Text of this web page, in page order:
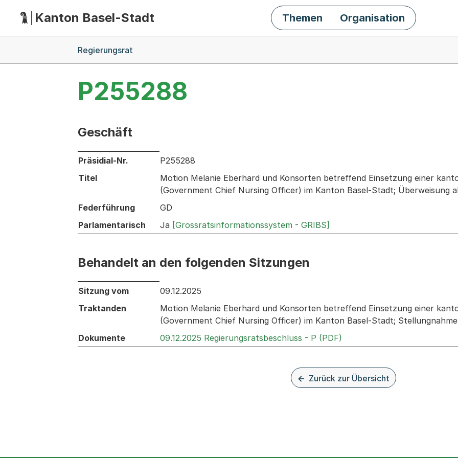
HauptnavigationKanton Basel-Stadt Themen Organisation
Regierungsrat
P255288
Geschäft
Informationen zum Ausgewählten Geschäft
Präsidial-Nr.
P255288
Titel
Motion Melanie Eberhard und Konsorten betreffend Einsetzung einer
(Government Chief Nursing Officer) im Kanton Basel-Stadt; Überweisung
Federführung
GD
Parlamentarisch
Ja [Grossratsinformationssystem - GRIBS]
Behandelt an den folgenden Sitzungen
Behandelt an den folgenden Sitzungen: Informationen zu den Sitzungen zum Geschäft
Sitzung vom
09.12.2025
Traktanden
Motion Melanie Eberhard und Konsorten betreffend Einsetzung einer
(Government Chief Nursing Officer) im Kanton Basel-Stadt; Stellungnahme
Dokumente
09.12.2025 Regierungsratsbeschluss - P (PDF)
Zurück zur Übersicht